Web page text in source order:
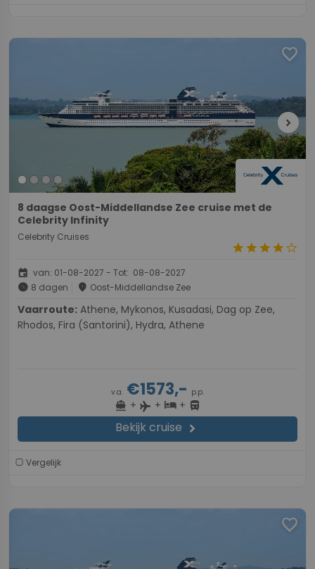
favorite
chevron_right
8 daagse Oost-Middellandse Zee cruise met de
Celebrity Infinity
Celebrity Cruises
starstarstarstarstar_border
event van: 01-08-2027 - Tot: 08-08-2027
schedule 8 dagen place Oost-Middellandse Zee
Vaarroute:
Rhodos, Fira (Santorini), Hydra, Athene
v.a. €1573,- p.p.
directions_boat + flight + hotel+ directions_bus
Bekijk cruise chevron_right
Vergelijk
favorite